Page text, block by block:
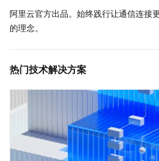
阿里云官方出品。始终践行让通信连接
的理念。
热门技术解决方案